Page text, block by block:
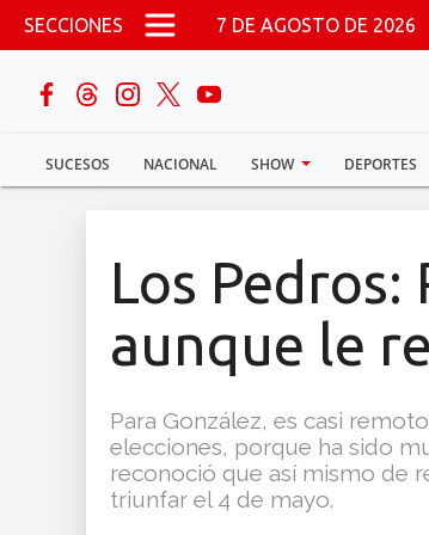
Pasar al contenido principal
SECCIONES 7 DE AGOSTO DE 2026
SUCESOS NACIONAL SHOW DEPORTES
buscar
Sucesos
Los
aunque le
Para González, es casi
elecciones, porque ha sido
reconoció que así mismo de
triunfar el 4 de mayo.